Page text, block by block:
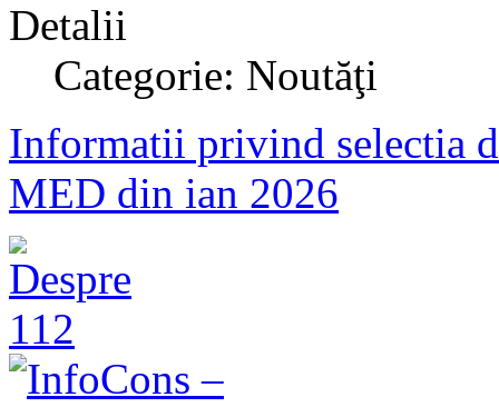
Detalii
Categorie: Noutăţi
Informatii privind selectia
MED din ian 2026